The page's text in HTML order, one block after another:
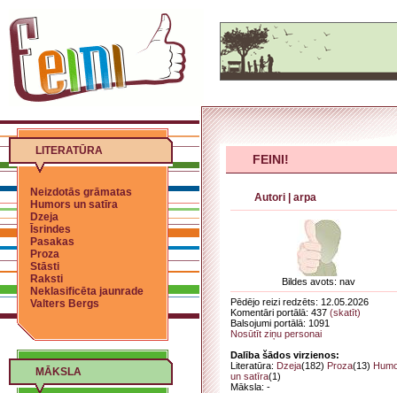
LITERATŪRA
Neizdotās grāmatas
Humors un satīra
Dzeja
Īsrindes
Pasakas
Proza
Stāsti
Raksti
Neklasificēta jaunrade
Valters Bergs
MĀKSLA
FEINI!
Autori arpa
Bildes avots: nav
Pēdējo reizi redzēts: 12.05.2026
Komentāri portālā: 437 (skatīt)
Balsojumi portālā: 1091
Nosūtīt ziņu personai
Dalība šādos virzienos:
Literatūra: Dzeja(182) Proza(13)
un satīra(1)
Māksla: -